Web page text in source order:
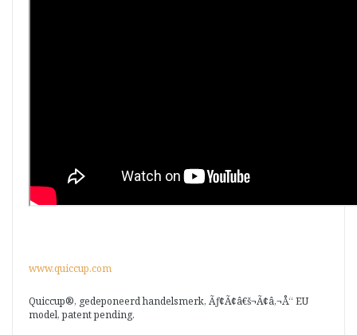
www.quiccup.com
Quiccup®, gedeponeerd handelsmerk, Ãƒ¢Ã¢â€š¬Ã¢â‚¬Å“ EU
model, patent pending.